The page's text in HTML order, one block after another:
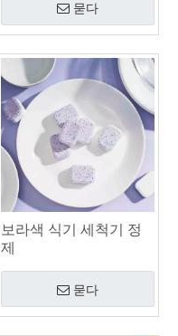
묻다
보라색 식기 세척기 정
제
묻다